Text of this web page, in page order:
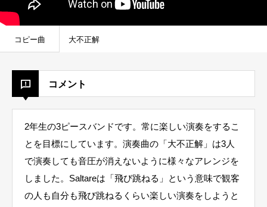
コピー曲 大不正解
コメント
2年生の3ピースバンドです。常に楽しい演奏をするこ
とを目標にしています。演奏曲の「大不正解」は3人
で演奏しても音圧が消えないように様々なアレンジを
しました。Saltareは「飛び跳ねる」という意味で観客
の人も自分も飛び跳ねるくらい楽しい演奏をしようと